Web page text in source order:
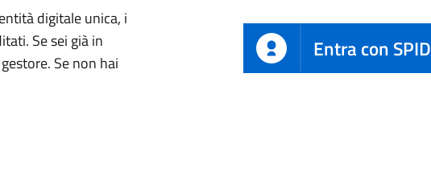
digitale unica, i
Se sei già in
Se non hai
Entra con SPID